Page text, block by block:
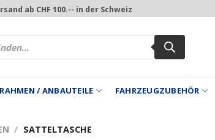
ab CHF 100.-- in der Schweiz
RAHMEN / ANBAUTEILE FAHRZEUGZUBEHÖR
/ SATTELTASCHE